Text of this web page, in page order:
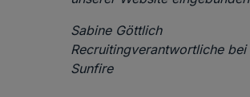
Sabine Göttlich
Recruitingverantwortliche bei
Sunfire